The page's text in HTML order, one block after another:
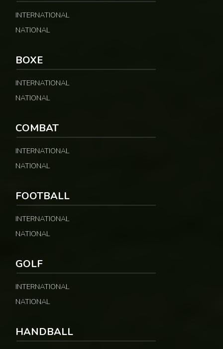
INTERNATIONAL
NATIONAL
BOXE
INTERNATIONAL
NATIONAL
COMBAT
INTERNATIONAL
NATIONAL
FOOTBALL
INTERNATIONAL
NATIONAL
GOLF
INTERNATIONAL
NATIONAL
HANDBALL